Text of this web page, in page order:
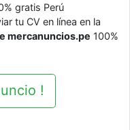
gratis Perú
tu CV en línea en la
mercanuncios.pe 100%
!